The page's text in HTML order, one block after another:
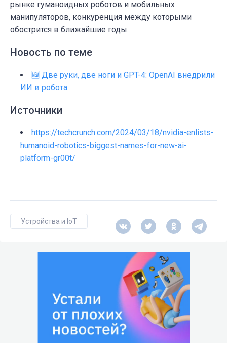
рынке гуманоидных роботов и мобильных
манипуляторов, конкуренция между которыми
обострится в ближайшие годы.
Новость по теме
🆕 Две руки, две ноги и GPT-4: OpenAI внедрили
ИИ в робота
Источники
https://techcrunch.com/2024/03/18/nvidia-enlists-
humanoid-robotics-biggest-names-for-new-ai-
platform-gr00t/
Устройства и IoT